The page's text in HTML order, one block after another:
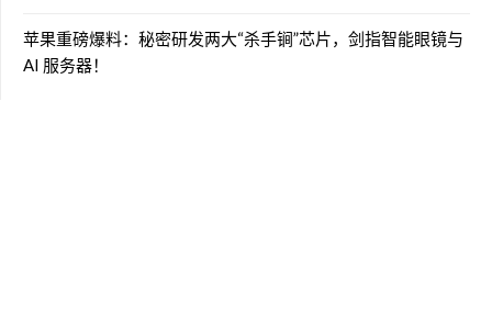
苹果重磅爆料：秘密研发两大“杀手锏”芯片，剑指智能眼镜与
AI 服务器！